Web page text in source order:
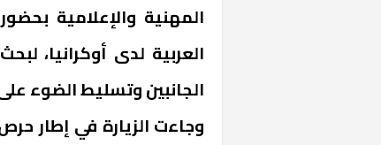
المهنية والإعلامية
العربية لدى أوكرانيا،
الجانبين وتسليط الضوء
وجاءت الزيارة في إطار